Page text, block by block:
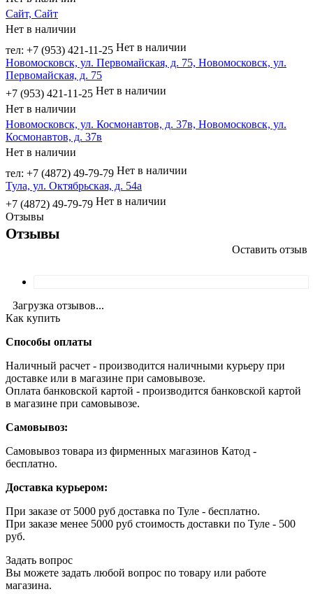
Сайт, Сайт
Нет в наличии
тел: +7 (953) 421-11-25 Нет в наличии
Новомосковск, ул. Первомайская, д. 75, Новомосковск, ул.
Первомайская, д. 75
+7 (953) 421-11-25 Нет в наличии
Нет в наличии
Новомосковск, ул. Космонавтов, д. 37в, Новомосковск, ул.
Космонавтов, д. 37в
Нет в наличии
тел: +7 (4872) 49-79-79 Нет в наличии
Тула, ул. Октябрьская, д. 54а
+7 (4872) 49-79-79 Нет в наличии
Отзывы
Отзывы
Оставить отзыв
Загрузка отзывов...
Как купить
Способы оплаты
Наличный расчет - производится наличными курьеру при
доставке или в магазине при самовывозе.
Оплата банковской картой - производится банковской картой
в магазине при самовывозе.
Самовывоз:
Самовывоз товара из фирменных магазинов Катод -
бесплатно.
Доставка курьером:
При заказе от 5000 руб доставка по Туле - бесплатно.
При заказе менее 5000 руб стоимость доставки по Туле - 500
руб.
Задать вопрос
Вы можете задать любой вопрос по товару или работе
магазина.